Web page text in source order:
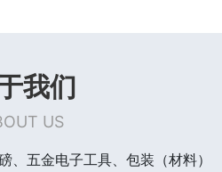
我们
US
、五金电子工具、包装（材料）